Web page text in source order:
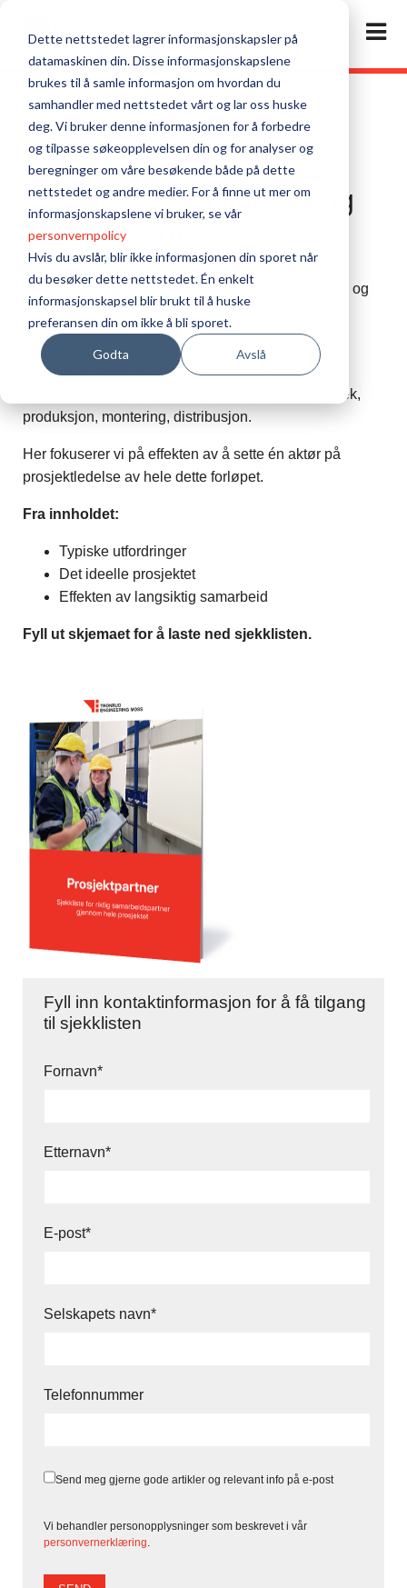
Dette nettstedet lagrer informasjonskapsler på
datamaskinen din. Disse informasjonskapslene
brukes til å samle informasjon om hvordan du
samhandler med nettstedet vårt og lar oss huske
deg. Vi bruker denne informasjonen for å forbedre
og tilpasse søkeopplevelsen din og for analyser og
beregninger om våre besøkende både på dette
nettstedet og andre medier. For å finne ut mer om
informasjonskapslene vi bruker, se vår
personvernpolicy
Hvis du avslår, blir ikke informasjonen din sporet når
du besøker dette nettstedet. Én enkelt
informasjonskapsel blir brukt til å huske
preferansen din om ikke å bli sporet.
Godta Avslå
Last ned:
Sjekkliste for å finne riktig
prosjektpartner
Å finne rett prosjektpartner er avgjørende når
virksomheten skal hyre inn kompetanse til å utvikle og
fremstille nye og innovative løsninger med basis i
tynnplater.
En sentral faktor er å vurdere behovet for bistand:
Produktutvikling, engineering, innkjøp, anbuds-spek,
produksjon, montering, distribusjon.
Her fokuserer vi på effekten av å sette én aktør på
prosjektledelse av hele dette forløpet.
Fra innholdet:
Typiske utfordringer
Det ideelle prosjektet
Effekten av langsiktig samarbeid
Fyll ut skjemaet for å laste ned sjekklisten.
Fyll inn kontaktinformasjon for å få tilgang
til sjekklisten
Fornavn*
Etternavn*
E-post*
Selskapets navn*
Telefonnummer
Send meg gjerne gode artikler og relevant info på e-post
Vi behandler personopplysninger som beskrevet i vår
personvernerklæring.